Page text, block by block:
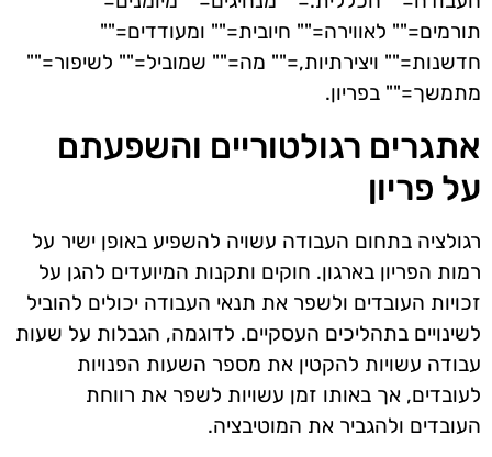
תורמים="" לאווירה="" חיובית="" ומעודדים=""
חדשנות="" ויצירתיות,="" מה="" שמוביל="" לשיפור=""
מתמשך="" בפריון.
אתגרים רגולטוריים והשפעתם
על פריון
רגולציה בתחום העבודה עשויה להשפיע באופן ישיר על
רמות הפריון בארגון. חוקים ותקנות המיועדים להגן על
זכויות העובדים ולשפר את תנאי העבודה יכולים להוביל
לשינויים בתהליכים העסקיים. לדוגמה, הגבלות על שעות
עבודה עשויות להקטין את מספר השעות הפנויות
לעובדים, אך באותו זמן עשויות לשפר את רווחת
העובדים ולהגביר את המוטיבציה.